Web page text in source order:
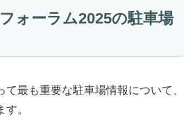
ォーラム2025の駐車場
最も重要な駐車場情報について、
。